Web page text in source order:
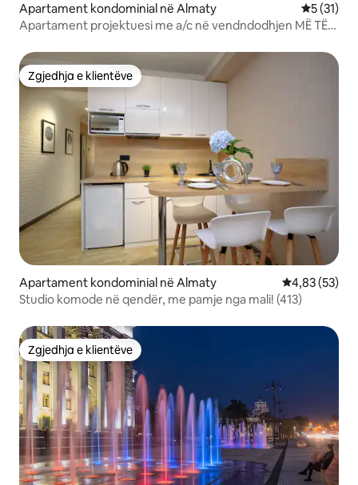
Apartament kondominial në Almaty Vlerësimi
5 (31)
Apartament projektuesi me a/c në vendndodhjen MË TË
Zgjedhja e klientëve
Zgjedhja e klientëve
Apartament kondominial në Almaty Vlerësimi
4,83 (53)
Studio komode në qendër, me pamje nga mali! (413)
Zgjedhja e klientëve
Zgjedhja e klientëve